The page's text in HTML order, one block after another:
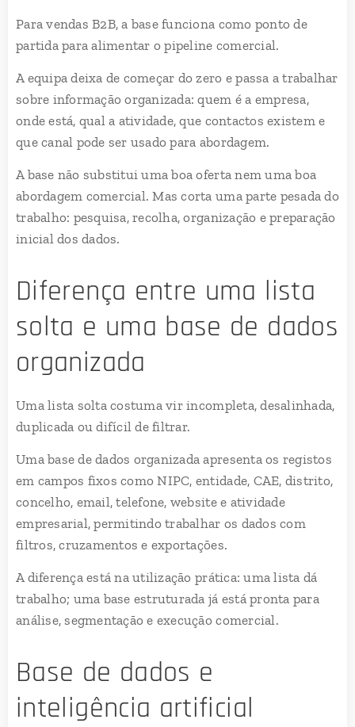
Para vendas B2B, a base funciona como ponto de
partida para alimentar o pipeline comercial.
A equipa deixa de começar do zero e passa a trabalhar
sobre informação organizada: quem é a empresa,
onde está, qual a atividade, que contactos existem e
que canal pode ser usado para abordagem.
A base não substitui uma boa oferta nem uma boa
abordagem comercial. Mas corta uma parte pesada do
trabalho: pesquisa, recolha, organização e preparação
inicial dos dados.
Diferença entre uma lista
solta e uma base de dados
organizada
Uma lista solta costuma vir incompleta, desalinhada,
duplicada ou difícil de filtrar.
Uma base de dados organizada apresenta os registos
em campos fixos como NIPC, entidade, CAE, distrito,
concelho, email, telefone, website e atividade
empresarial, permitindo trabalhar os dados com
filtros, cruzamentos e exportações.
A diferença está na utilização prática: uma lista dá
trabalho; uma base estruturada já está pronta para
análise, segmentação e execução comercial.
Base de dados e
inteligência artificial